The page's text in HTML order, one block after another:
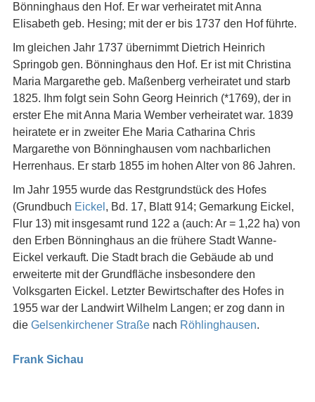
Bönninghaus den Hof. Er war verheiratet mit Anna
Elisabeth geb. Hesing; mit der er bis 1737 den Hof führte.
Im gleichen Jahr 1737 übernimmt Dietrich Heinrich
Springob gen. Bönninghaus den Hof. Er ist mit Christina
Maria Margarethe geb. Maßenberg verheiratet und starb
1825. Ihm folgt sein Sohn Georg Heinrich (*1769), der in
erster Ehe mit Anna Maria Wember verheiratet war. 1839
heiratete er in zweiter Ehe Maria Catharina Chris
Margarethe von Bönninghausen vom nachbarlichen
Herrenhaus. Er starb 1855 im hohen Alter von 86 Jahren.
Im Jahr 1955 wurde das Restgrundstück des Hofes
(Grundbuch Eickel , Bd. 17, Blatt 914; Gemarkung Eickel,
Flur 13) mit insgesamt rund 122 a (auch: Ar = 1,22 ha) von
den Erben Bönninghaus an die frühere Stadt Wanne-
Eickel verkauft. Die Stadt brach die Gebäude ab und
erweiterte mit der Grundfläche insbesondere den
Volksgarten Eickel. Letzter Bewirtschafter des Hofes in
1955 war der Landwirt Wilhelm Langen; er zog dann in
die Gelsenkirchener Straßenach Röhlinghausen.
Frank Sichau